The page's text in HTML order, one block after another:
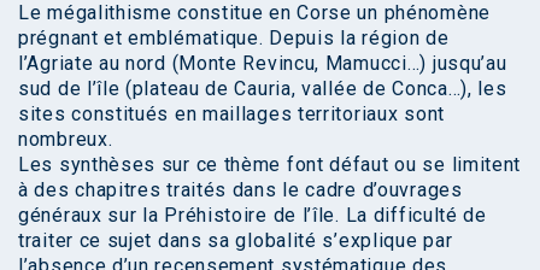
Le mégalithisme constitue en Corse un phénomène
prégnant et emblématique. Depuis la région de
l’Agriate au nord (Monte Revincu, Mamucci…) jusqu’au
sud de l’île (plateau de Cauria, vallée de Conca…), les
sites constitués en maillages territoriaux sont
nombreux.
Les synthèses sur ce thème font défaut ou se limitent
à des chapitres traités dans le cadre d’ouvrages
généraux sur la Préhistoire de l’île. La difficulté de
traiter ce sujet dans sa globalité s’explique par